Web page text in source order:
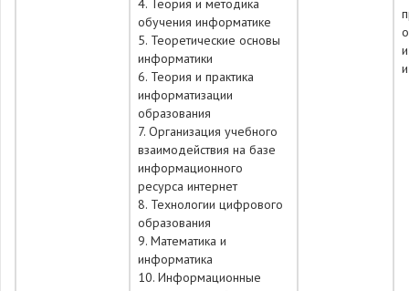
4. Теория и методика
обучения информатике
5. Теоретические основы
информатики
6. Теория и практика
информатизации
образования
7. Организация учебного
взаимодействия на базе
информационного
ресурса интернет
8. Технологии цифрового
образования
9. Математика и
информатика
10. Информационные